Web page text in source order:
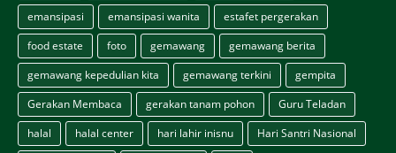
emansipasi
emansipasi wanita
estafet pergerakan
food estate
foto gemawang
gemawang berita
gemawang kepedulian kita
gemawang terkini
gempita
Gerakan Membaca
gerakan tanam pohon
Guru Teladan
halal
halal center hari lahir inisnu
Hari Santri Nasional